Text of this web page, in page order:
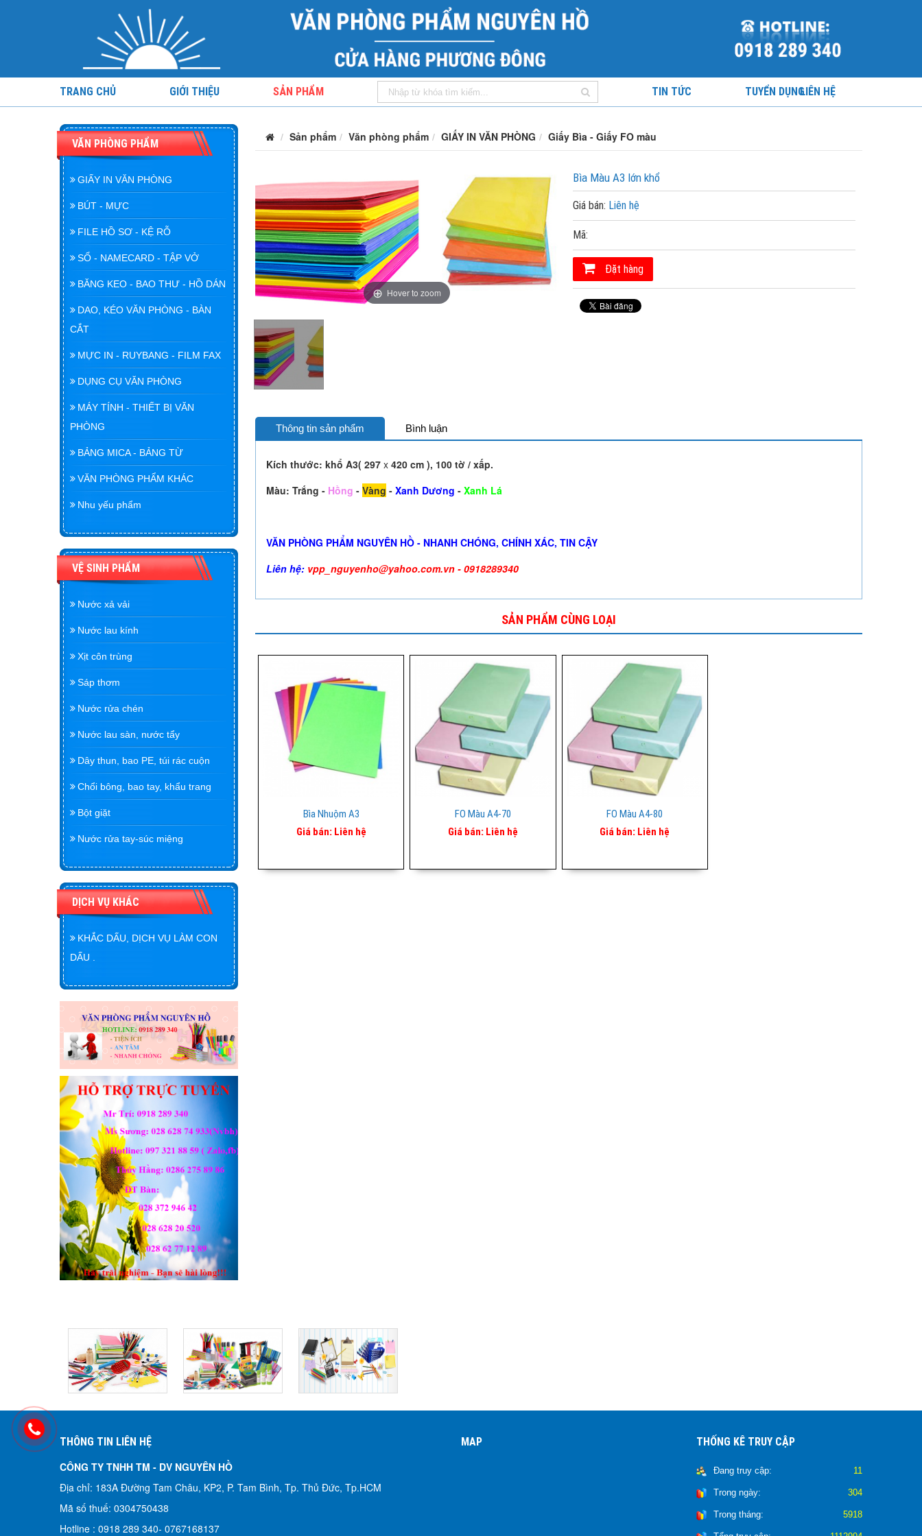
TRANG CHỦ GIỚI THIỆU SẢN PHẨM TIN TỨC TUYỂN DỤNGLIÊN HỆ
VĂN PHÒNG PHẨM
GIẤY IN VĂN PHÒNG
BÚT - MỰC
FILE HỒ SƠ - KỆ RỖ
SỔ - NAMECARD - TẬP VỞ
BĂNG KEO - BAO THƯ - HỒ DÁN
DAO, KÉO VĂN PHÒNG - BÀN
CẮT
MỰC IN - RUYBANG - FILM FAX
DỤNG CỤ VĂN PHÒNG
MÁY TÍNH - THIẾT BỊ VĂN
PHÒNG
BẢNG MICA - BẢNG TỪ
VĂN PHÒNG PHẨM KHÁC
Nhu yếu phẩm
VỆ SINH PHẨM
Nước xả vải
Nước lau kính
Xịt côn trùng
Sáp thơm
Nước rửa chén
Nước lau sàn, nước tẩy
Dây thun, bao PE, túi rác cuộn
Chổi bông, bao tay, khẩu trang
Bột giặt
Nước rửa tay-súc miệng
DỊCH VỤ KHÁC
KHẮC DẤU, DỊCH VỤ LÀM CON
DẤU .
Sản phẩm Văn phòng phẩm GIẤY IN VĂN PHÒNG Giấy Bìa - Giấy FO màu
Hover to zoom
Bìa Màu A3 lớn khổ
Giá bán: Liên hệ
Mã:
Đặt hàng
Thông tin sản phẩm Bình luận
Kích thước: khổ A3( 297 x 420 cm ), 100 tờ / xấp.
Màu: Trắng - Hồng - Vàng - Xanh Dương - Xanh Lá
VĂN PHÒNG PHẨM NGUYÊN HỒ - NHANH CHÓNG, CHÍNH XÁC, TIN CẬY
Liên hệ: vpp_nguyenho@yahoo.com.vn - 0918289340
SẢN PHẨM CÙNG LOẠI
Bìa Nhuộm A3
Giá bán: Liên hệ
FO Màu A4-70
Giá bán: Liên hệ
FO Màu A4-80
Giá bán: Liên hệ
THÔNG TIN LIÊN HỆ
CÔNG TY TNHH TM - DV NGUYÊN HỒ​
Địa chỉ: 183A Đường Tam Châu, KP2, P. Tam Bình, Tp. Thủ Đức, Tp.HCM
Mã số thuế: 0304750438
Hotline : 0918 289 340- 0767168137
MAP THỐNG KÊ TRUY CẬP
Đang truy cập: 11
Trong ngày: 304
Trong tháng: 5918